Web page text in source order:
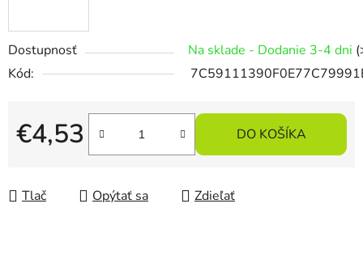
Dostupnosť Na sklade - Dodanie 3-4 dni
Kód:
€4,53
Jednotková cena:
DO KOŠÍKA
Tlač Opýtať sa Zdieľať